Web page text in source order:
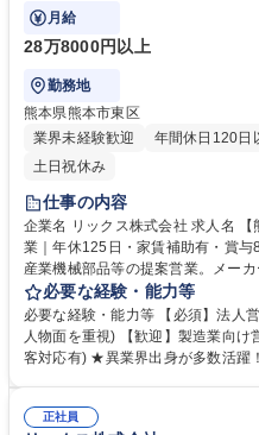
客の役に立つ課題解決を目指します。
月給
28万8000円以上
勤務地
熊本県熊本市東区
業界未経験歓迎
年間休日120日
土日祝休み
仕事の内容
企業名 リックス株式会社 求人名 【熊本】製造業向け設備機器・部品の営
業｜年休125日・家賃補助有・賞与8ヶ月｜ 仕事の内容 大
産業機械部品等の提案営業。メー
ず他社製品調達も含めた幅広い提
向き合い、顧客の役に立つ課題解決を目指します
主体的に捉え、課題解決にむけた
ら提案ができる自由度の高い顧客
由な発想で提案が可能です。メー
必要な経験・能力等
必要な経験・能力等 【必須】法人
人物面を重視) 【歓迎】製造業向
客対応有) ★異業界出身が多数活躍
す。 （https://www.rix.co.jp/
正社員